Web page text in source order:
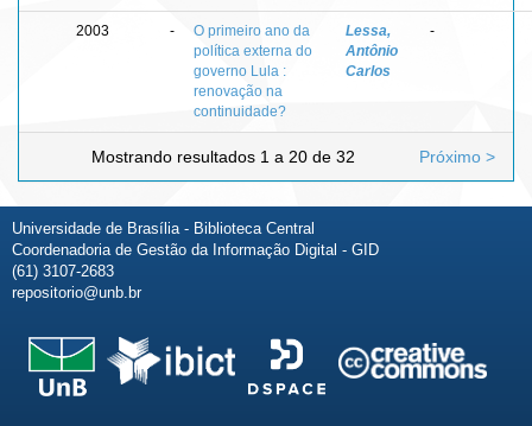
2003 -
O primeiro ano da
política externa do
governo Lula :
renovação na
continuidade?
Lessa,
Antônio
Carlos
-
Mostrando resultados 1 a 20 de 32 Próximo >
Universidade de Brasília - Biblioteca Central
Coordenadoria de Gestão da Informação Digital - GID
(61) 3107-2683
repositorio@unb.br